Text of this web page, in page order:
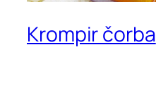
Krompir čorba